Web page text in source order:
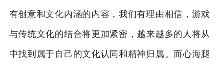
有创意和文化内涵的内容，我们有理由相信，游戏
与传统文化的结合将更加紧密，越来越多的人将从
中找到属于自己的文化认同和精神归属。而心海腿